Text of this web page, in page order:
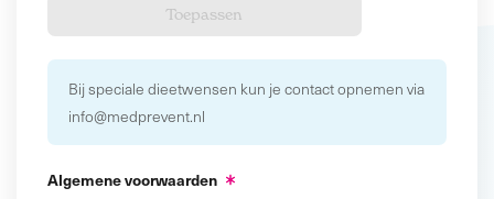
Bij speciale dieetwensen kun je contact opnemen via
info@medprevent.nl
Algemene voorwaarden